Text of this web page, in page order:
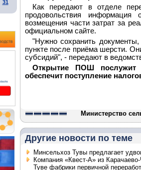
31
Как передают в отделе
продовольствия
возмещения части затрат за
официальном сайте.
"Нужно сохранить
пункте после приёма шерсти.
субсидий", - передают в
Открытие ПОШ послужит
обеспечит поступление
Министерство
Другие новости по теме
Минсельхоз Тувы предлагает
Компания «Квест-А» из
Туве фабрики первичной